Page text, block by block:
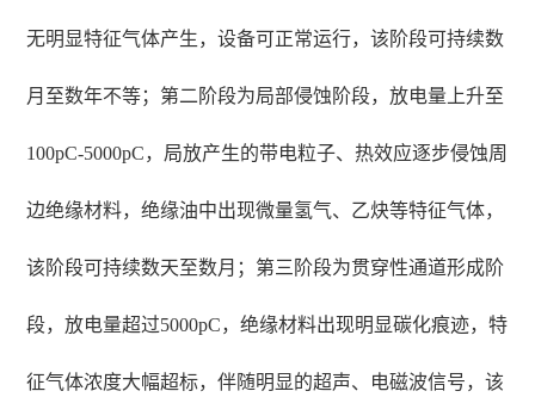
无明显特征气体产生，设备可正常运行，该阶段可持续数
月至数年不等；第二阶段为局部侵蚀阶段，放电量上升至
100pC-5000pC，局放产生的带电粒子、热效应逐步侵蚀周
边绝缘材料，绝缘油中出现微量氢气、乙炔等特征气体，
该阶段可持续数天至数月；第三阶段为贯穿性通道形成阶
段，放电量超过5000pC，绝缘材料出现明显碳化痕迹，特
征气体浓度大幅超标，伴随明显的超声、电磁波信号，该